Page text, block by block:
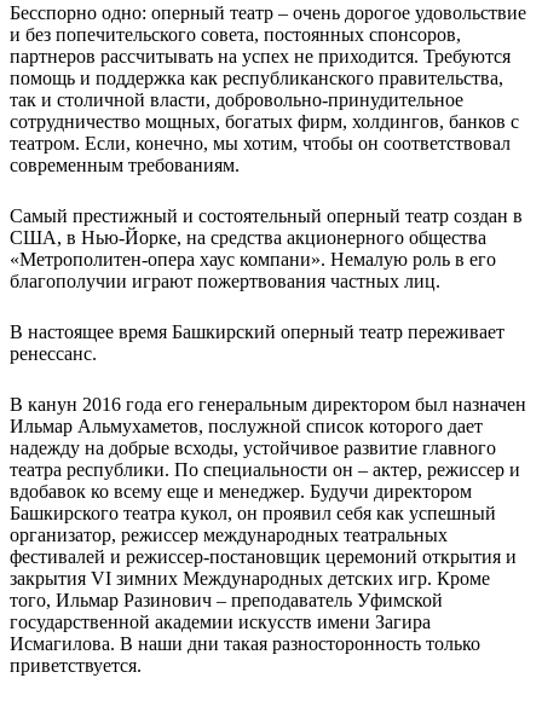
Бесспорно одно: оперный театр – очень дорогое удовольствие
и без попечительского совета, постоянных спонсоров,
партнеров рассчитывать на успех не приходится. Требуются
помощь и поддержка как республиканского правительства,
так и столичной власти, добровольно-принудительное
сотрудничество мощных, богатых фирм, холдингов, банков с
театром. Если, конечно, мы хотим, чтобы он соответствовал
современным требованиям.
Самый престижный и состоятельный оперный театр создан в
США, в Нью-Йорке, на средства акционерного общества
«Метрополитен-опера хаус компани». Немалую роль в его
благополучии играют пожертвования частных лиц.
В настоящее время Башкирский оперный театр переживает
ренессанс.
В канун 2016 года его генеральным директором был назначен
Ильмар Альмухаметов, послужной список которого дает
надежду на добрые всходы, устойчивое развитие главного
театра республики. По специальности он – актер, режиссер и
вдобавок ко всему еще и менеджер. Будучи директором
Башкирского театра кукол, он проявил себя как успешный
организатор, режиссер международных театральных
фестивалей и режиссер-постановщик церемоний открытия и
закрытия VI зимних Международных детских игр. Кроме
того, Ильмар Разинович – преподаватель Уфимской
государственной академии искусств имени Загира
Исмагилова. В наши дни такая разносторонность только
приветствуется.